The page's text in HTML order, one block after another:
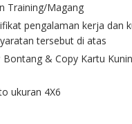
Training/Magang
pengalaman kerja dan
tersebut di atas
Bontang & Copy Kartu
ukuran 4X6